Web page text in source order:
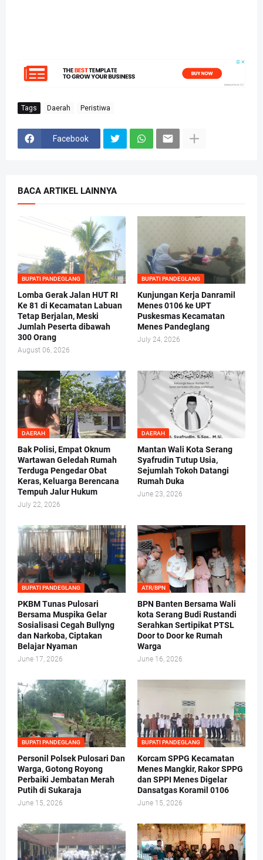
Tags Daerah Peristiwa
Facebook
BACA ARTIKEL LAINNYA
BUPATI PANDEGLANG
Lomba Gerak Jalan HUT RI
Ke 81 di Kecamatan Labuan
Tetap Berjalan, Meski
Jumlah Peserta dibawah
300 Orang
August 06, 2026
BUPATI PANDEGLANG
Kunjungan Kerja Danramil
Menes 0106 ke UPT
Puskesmas Kecamatan
Menes Pandeglang
July 24, 2026
DAERAH
Bak Polisi, Empat Oknum
Wartawan Geledah Rumah
Terduga Pengedar Obat
Keras, Keluarga Berencana
Tempuh Jalur Hukum
July 22, 2026
DAERAH
Mantan Wali Kota Serang
Syafrudin Tutup Usia,
Sejumlah Tokoh Datangi
Rumah Duka
June 23, 2026
BUPATI PANDEGLANG
PKBM Tunas Pulosari
Bersama Muspika Gelar
Sosialisasi Cegah Bullyng
dan Narkoba, Ciptakan
Belajar Nyaman
June 17, 2026
ATR/BPN
BPN Banten Bersama Wali
kota Serang Budi Rustandi
Serahkan Sertipikat PTSL
Door to Door ke Rumah
Warga
June 16, 2026
BUPATI PANDEGLANG
Personil Polsek Pulosari Dan
Warga, Gotong Royong
Perbaiki Jembatan Merah
Putih di Sukaraja
June 15, 2026
BUPATI PANDEGLANG
Korcam SPPG Kecamatan
Menes Mangkir, Rakor SPPG
dan SPPI Menes Digelar
Dansatgas Koramil 0106
June 15, 2026